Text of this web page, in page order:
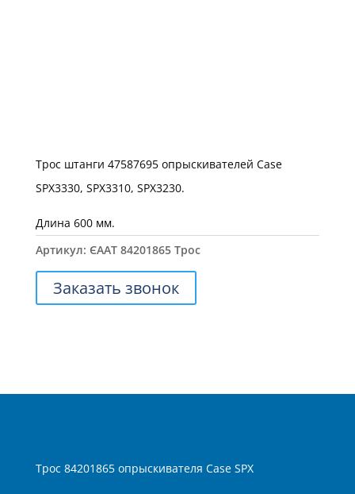
Трос штанги 47587695 опрыскивателей Case
SPX3330, SPX3310, SPX3230.
Длина 600 мм.
Артикул: ЄААТ 84201865 Трос
Заказать звонок
Трос 84201865 опрыскивателя Case SPX